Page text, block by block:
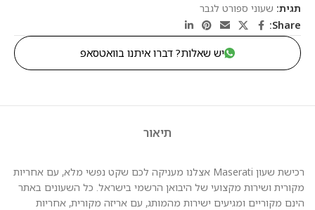
תגית: שעוני ספורט לגבר
Share:
יש שאלות? דברו איתנו בוואטסאפ
תיאור
רכישת שעון Maserati אצלנו מעניקה לכם שקט נפשי מלא, עם אחריות
מקורית ושירות מקצועי של היבואן הרשמי בישראל. כל השעונים באתר
הינם מקוריים ומגיעים ישירות מהמותג, עם אריזה מקורית, אחריות